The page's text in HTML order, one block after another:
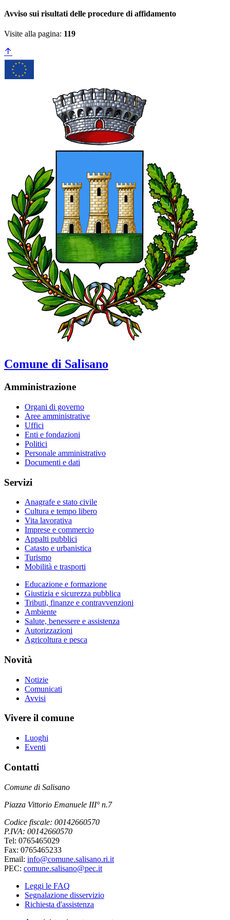
Avviso sui risultati delle procedure di affidamento
Visite alla pagina: 119
Comune di Salisano
Amministrazione
Organi di governo
Aree amministrative
Uffici
Enti e fondazioni
Politici
Personale amministrativo
Documenti e dati
Servizi
Anagrafe e stato civile
Cultura e tempo libero
Vita lavorativa
Imprese e commercio
Appalti pubblici
Catasto e urbanistica
Turismo
Mobilità e trasporti
Educazione e formazione
Giustizia e sicurezza pubblica
Tributi, finanze e contravvenzioni
Ambiente
Salute, benessere e assistenza
Autorizzazioni
Agricoltura e pesca
Novità
Notizie
Comunicati
Avvisi
Vivere il comune
Luoghi
Eventi
Contatti
Comune di Salisano
Piazza Vittorio Emanuele III° n.7
Codice fiscale: 00142660570
P.IVA: 00142660570
Tel: 0765465029
Fax: 0765465233
Email: info@comune.salisano.ri.it
PEC: comune.salisano@pec.it
Leggi le FAQ
Segnalazione disservizio
Richiesta d'assistenza